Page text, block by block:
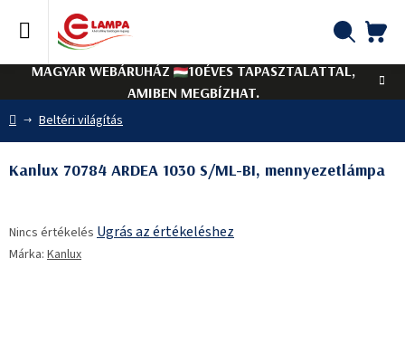
tartalomhoz
MAGYAR WEBÁRUHÁZ
10ÉVES TAPASZTALATTAL,
AMIBEN MEGBÍZHAT.
Kezdőlap
Beltéri világítás
Kanlux 70784 ARDEA 1030 S/ML-BI, mennyezetlámpa
termék
átlagos
Nincs értékelés Ugrás az értékeléshez
Márka: Kanlux